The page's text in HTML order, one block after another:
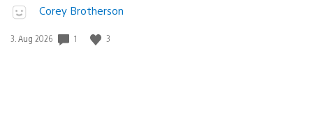
Corey Brotherson
Veröffentlichungsdatum:
3. Aug 2026 1 3